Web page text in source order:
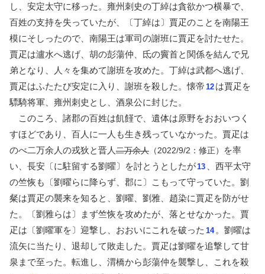
し、安定太守に移った。雍州刺史の丁綽は貪欲かつ横暴で、
百姓の支持を失っていたが、〔丁綽は〕賈疋のことを南陽王
模にそしったので、南陽王は軍司の謝班に賈疋を討たせた。
賈疋は瀘水へ逃げ、胡の彭蕩仲、氐の竇首と関係を結んで兄
弟となり、人々を集めて謝班を攻めた。丁綽は武都へ逃げ、
賈疋はふたたび安定に入り、謝班を殺した。懐帝 12 は賈疋を
驃騎将軍、雍州刺史とし、酒泉公に封じた。
このころ、諸郡の百姓は飢饉で、遺体は原野をおおいつく
すほどであり、百人に一人も生き残っていなかった。賈疋は
のべ二万余人の戎狄と晋人二万余人 （2022/9/2：修正）
を率
い、長安〔に駐留する劉曜〕を討とうとしたが13
、西平太守
の竺恢も〔劉曜らに降らず、郡に〕こもって守っていた。劉
粲は賈疋の襲来を知ると、劉曜、劉雅、趙染に賈疋を防がせ
た。〔劉雅らは〕まず竺恢を攻めたが、落とせなかった。賈
疋は〔劉曜軍を〕迎撃し、おおいにこれを破った 14 。劉曜は
流矢に当たり、退却して敗走した。賈疋は劉曜を追撃して甘
泉まで至った。転進し、渭橋から彭蕩仲を襲撃し、これを殺